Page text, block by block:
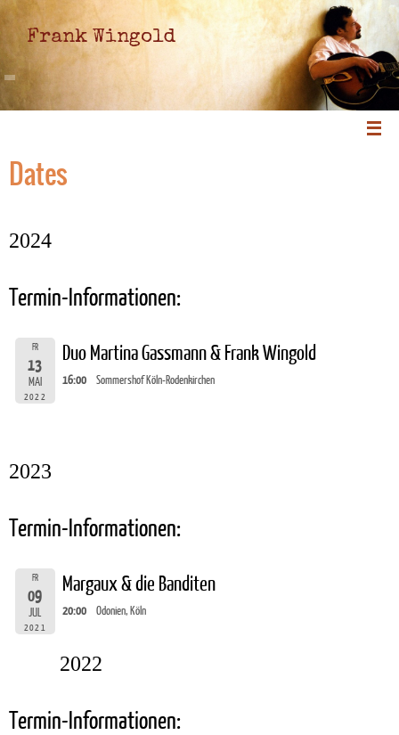
Frank Wingold
Dates
2024
Termin-Informationen:
FR
13
MAI
2022
Duo Martina Gassmann & Frank Wingold
16:00 Sommershof Köln-Rodenkirchen
2023
Termin-Informationen:
FR
09
JUL
2021
Margaux & die Banditen
20:00 Odonien, Köln
2022
Termin-Informationen: